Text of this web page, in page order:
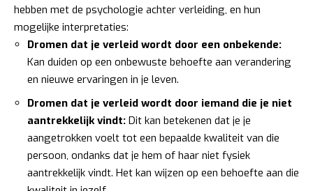
hebben met de psychologie achter verleiding, en hun
mogelijke interpretaties:
Dromen dat je verleid wordt door een onbekende:
Kan duiden op een onbewuste behoefte aan verandering
en nieuwe ervaringen in je leven.
Dromen dat je verleid wordt door iemand die je niet
aantrekkelijk vindt: Dit kan betekenen dat je je
aangetrokken voelt tot een bepaalde kwaliteit van die
persoon, ondanks dat je hem of haar niet fysiek
aantrekkelijk vindt. Het kan wijzen op een behoefte aan die